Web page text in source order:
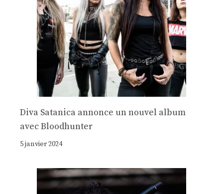
Diva Satanica annonce un nouvel album
avec Bloodhunter
5 janvier 2024